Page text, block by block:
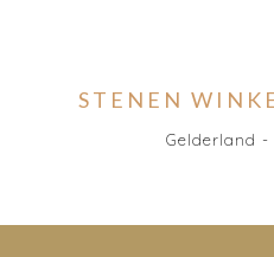
STENEN
Gelderland -